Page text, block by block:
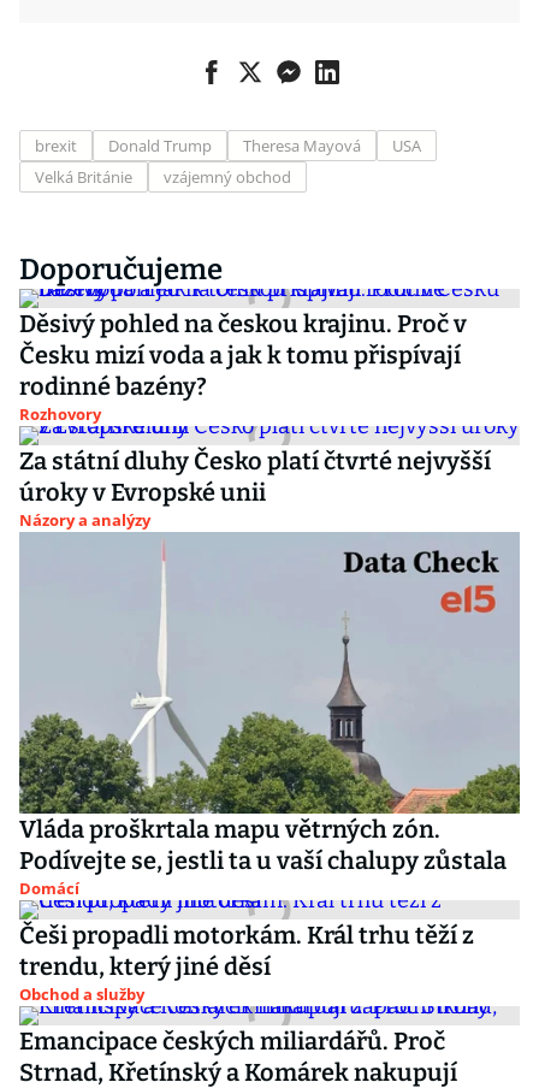
brexit Donald Trump Theresa Mayová
USA
Velká Británie
vzájemný obchod
Doporučujeme
Děsivý pohled na českou krajinu. Proč v
Česku mizí voda a jak k tomu přispívají
rodinné bazény?
Rozhovory
Za státní dluhy Česko platí čtvrté nejvyšší
úroky v Evropské unii
Názory a analýzy
Vláda proškrtala mapu větrných zón.
Podívejte se, jestli ta u vaší chalupy zůstala
Domácí
Češi propadli motorkám. Král trhu těží z
trendu, který jiné děsí
Obchod a služby
Emancipace českých miliardářů. Proč
Strnad, Křetínský a Komárek nakupují